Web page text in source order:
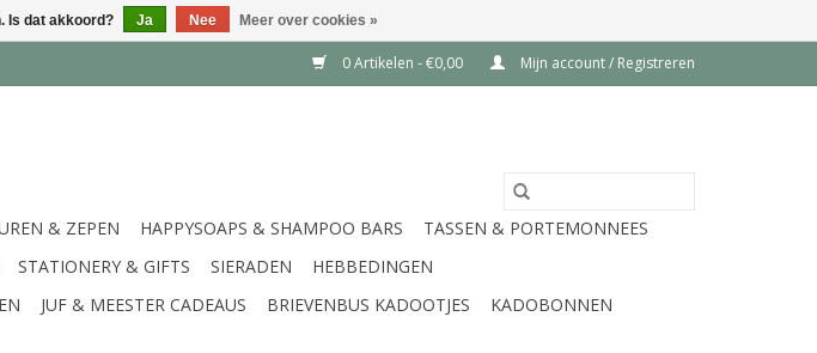
0 Artikelen - €0,00 Mijn account / Registreren
& ZEPEN HAPPYSOAPS & SHAMPOO BARS
TASSEN & PORTEMONNEES
STATIONERY & GIFTS SIERADEN
HEBBEDINGEN
JUF & MEESTER CADEAUS BRIEVENBUS KADOOTJES
KADOBONNEN
Is dat akkoord? Ja Nee Meer over cookies »